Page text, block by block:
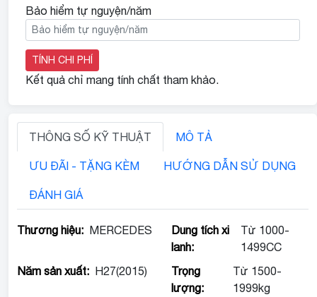
Bảo hiểm tự nguyện/năm
TÍNH CHI PHÍ
Kết quả chỉ mang tính chất tham khảo.
THÔNG SỐ KỸ THUẬT MÔ TẢ
ƯU ĐÃI - TẶNG KÈM HƯỚNG DẪN SỬ DỤNG
ĐÁNH GIÁ
Thương hiệu: MERCEDES
Dung tích xi
lanh:
Từ 1000-
1499CC
Năm sản xuất: H27(2015)
Trọng
lượng:
Từ 1500-
1999kg